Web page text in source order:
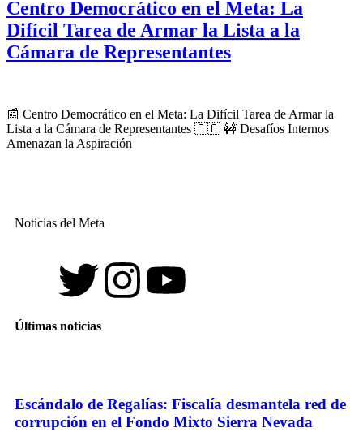
Centro Democrático en el Meta: La
Difícil Tarea de Armar la Lista a la
Cámara de Representantes
📰 Centro Democrático en el Meta: La Difícil Tarea de Armar la
Lista a la Cámara de Representantes 🇨🇴 🚧 Desafíos Internos
Amenazan la Aspiración
Noticias del Meta
Últimas noticias
Escándalo de Regalías: Fiscalía desmantela red de
corrupción en el Fondo Mixto Sierra Nevada